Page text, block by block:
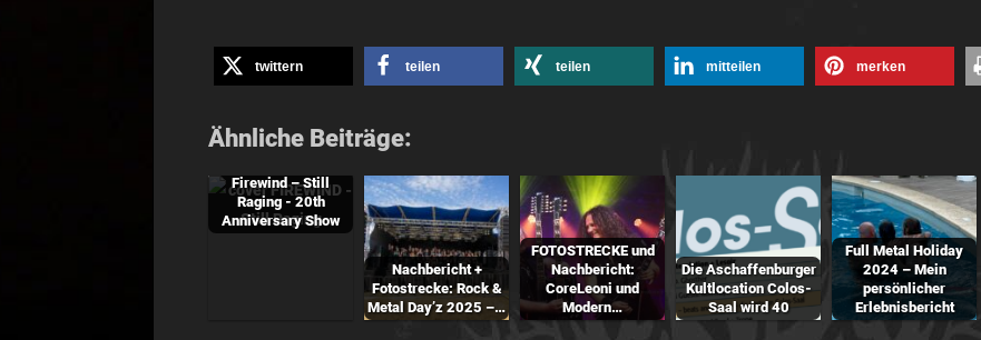
twittern teilen teilen mitteilen merken
Ähnliche Beiträge:
Firewind – Still
Raging - 20th
Anniversary Show
Nachbericht +
Fotostrecke: Rock &
Metal Day’z 2025 –…
FOTOSTRECKE und
Nachbericht:
CoreLeoni und
Modern…
Die Aschaffenburger
Kultlocation Colos-
Saal wird 40
Full Metal Holiday
2024 – Mein
persönlicher
Erlebnisbericht